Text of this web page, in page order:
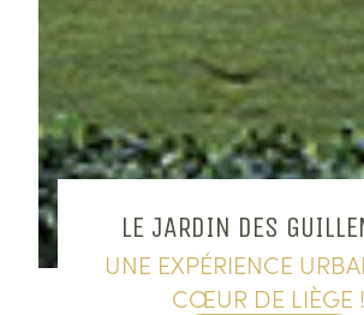
LE JARDIN DES
UNE EXPÉRIENCE
CŒUR DE LIÈGE !